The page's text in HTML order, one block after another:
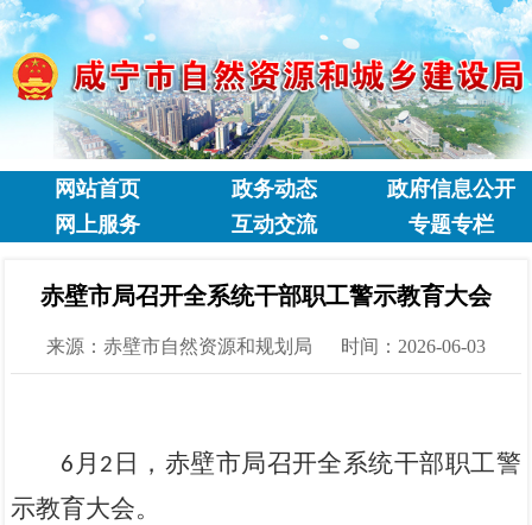
网站首页 政务动态
政府信息公开
网上服务
互动交流 专题专栏
赤壁市局召开全系统干部职工警示教育大会
来源：赤壁市自然资源和规划局 时间：2026-06-03
6 月 2 日，赤壁市局召开全系统干部职工警
示教育大会。